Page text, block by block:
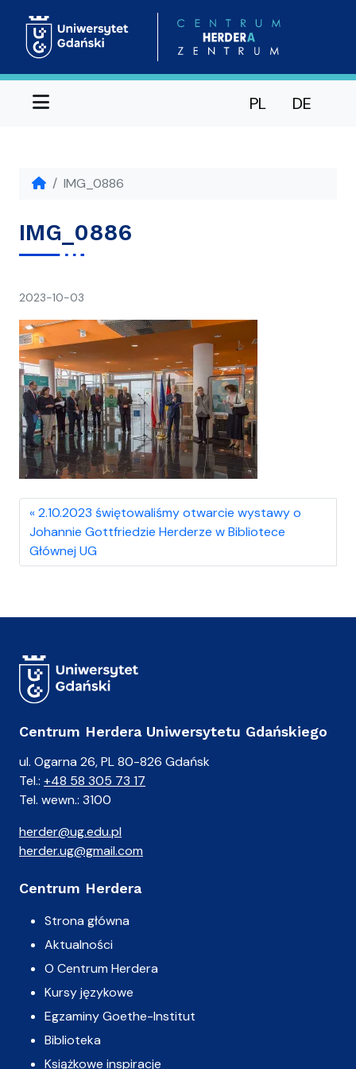
Menu PL DE
IMG_0886
IMG_0886
2023-10-03
2.10.2023 świętowaliśmy otwarcie wystawy o
Johannie Gottfriedzie Herderze w Bibliotece
Głównej UG
Centrum Herdera Uniwersytetu Gdańskiego
ul. Ogarna 26, PL 80-826 Gdańsk
Tel.: +48 58 305 73 17
Tel. wewn.: 3100
herder@ug.edu.pl
herder.ug@gmail.com
Centrum Herdera
Strona główna
Aktualności
O Centrum Herdera
Kursy językowe
Egzaminy Goethe-Institut
Biblioteka
Książkowe inspiracje